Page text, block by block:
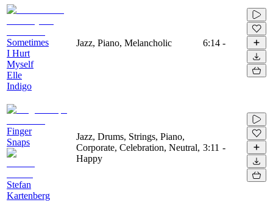
Sometimes
I Hurt
Myself
Elle
Indigo
Jazz, Piano, Melancholic 6:14 -
Finger
Snaps
Stefan
Kartenberg
Jazz, Drums, Strings, Piano,
Corporate, Celebration, Neutral,
Happy
3:11 -